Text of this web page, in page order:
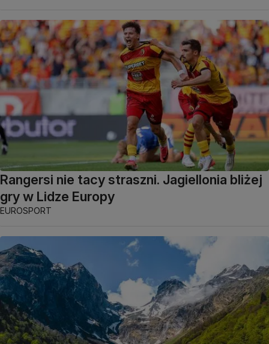
Rangersi nie tacy straszni. Jagiellonia bliżej
gry w Lidze Europy
EUROSPORT